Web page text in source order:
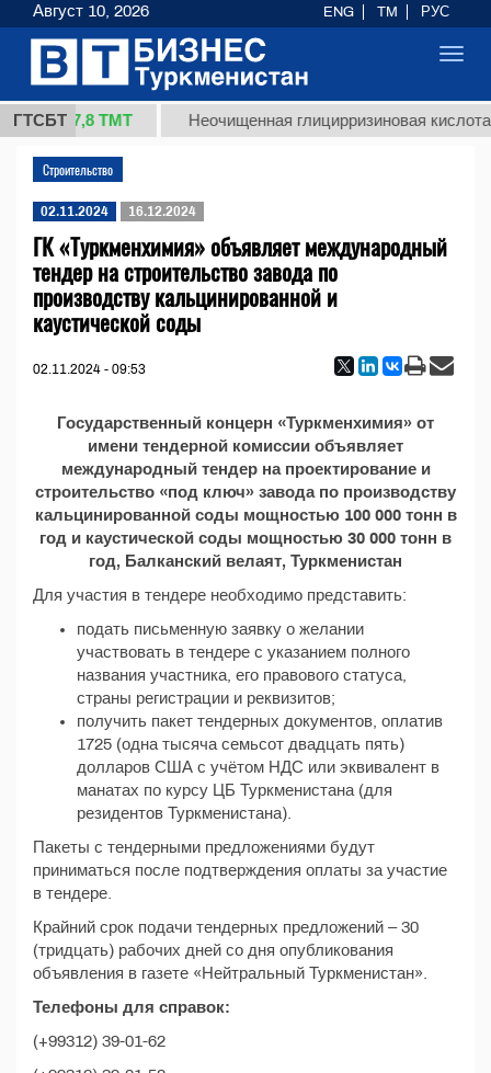
ГТСБТ
(кг.) 37,8 ТМТ Неочищенная глицирризиновая кислота
Строительство
02.11.2024 16.12.2024
ГК «Туркменхимия» объявляет международный
тендер на строительство завода по
производству кальцинированной и
каустической соды
02.11.2024 - 09:53
Государственный концерн «Туркменхимия» от
имени тендерной комиссии объявляет
международный тендер на проектирование и
строительство «под ключ» завода по производству
кальцинированной соды мощностью 100 000 тонн в
год и каустической соды мощностью 30 000 тонн в
год, Балканский велаят, Туркменистан
Для участия в тендере необходимо представить:
подать письменную заявку о желании
участвовать в тендере с указанием полного
названия участника, его правового статуса,
страны регистрации и реквизитов;
получить пакет тендерных документов, оплатив
1725 (одна тысяча семьсот двадцать пять)
долларов США с учётом НДС или эквивалент в
манатах по курсу ЦБ Туркменистана (для
резидентов Туркменистана).
Пакеты с тендерными предложениями будут
приниматься после подтверждения оплаты за участие
в тендере.
Крайний срок подачи тендерных предложений – 30
(тридцать) рабочих дней со дня опубликования
объявления в газете «Нейтральный Туркменистан».
Телефоны для справок:
(+99312) 39-01-62
Август 10, 2026 ENG TM РУС